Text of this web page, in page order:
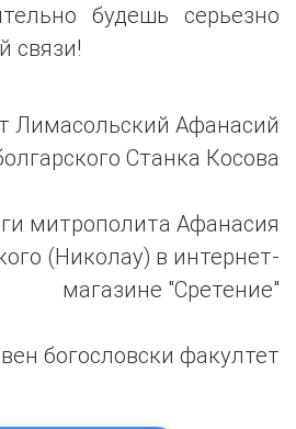
будешь серьезно
связи!
Лимасольский Афанасий
Станка Косова
митрополита Афанасия
(Николау) в интернет-
магазине "Сретение"
богословски факултет